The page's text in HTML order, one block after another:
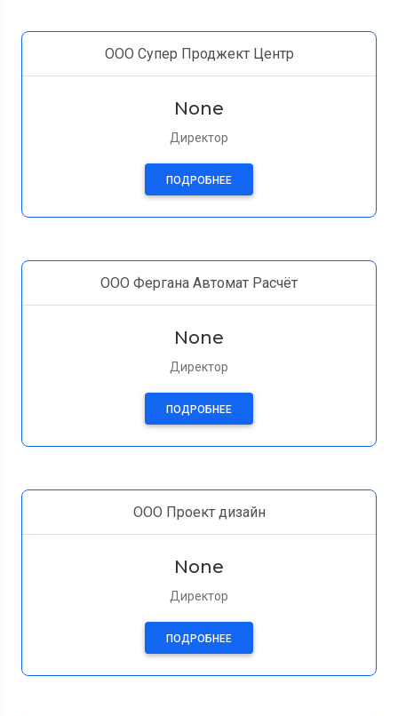
ООО Супер Проджект Центр
None
Директор
ПОДРОБНЕЕ
ООО Фергана Автомат Расчёт
None
Директор
ПОДРОБНЕЕ
ООО Проект дизайн
None
Директор
ПОДРОБНЕЕ